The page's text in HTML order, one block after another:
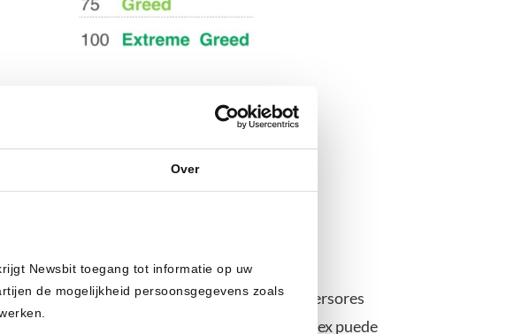
Over
Newsbit toegang tot informatie op uw
de mogelijkheid persoonsgegevens zoals
Cuando el miedo es máximo y los inversores
su valor real. El Crypto Fear and Greed Index puede